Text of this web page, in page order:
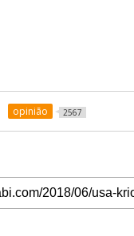
opinião 2567